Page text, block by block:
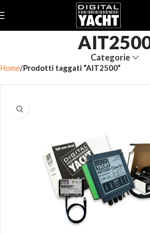
Categorie
Home Prodotti taggati “AIT2500”